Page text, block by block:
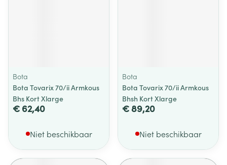
Bota
Bota Tovarix 70/ii Armkous
Bhs Kort Xlarge
€ 62,40
Niet beschikbaar
Bota
Bota Tovarix 70/ii Armkous
Bhsh Kort Xlarge
€ 89,20
Niet beschikbaar